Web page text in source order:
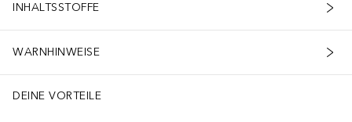
INHALTSSTOFFE
WARNHINWEISE
DEINE VORTEILE